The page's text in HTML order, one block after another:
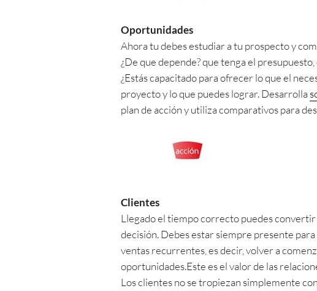
Oportunidades
Ahora tu debes estudiar a tu prospecto y
¿De que depende? que tenga el
¿Estás capacitado para ofrecer lo que el
proyecto y lo que puedes lograr. Desarrolla
plan de acción y utiliza comparativos para
Clientes
Llegado el tiempo correcto puedes
decisión. Debes estar siempre presente
ventas recurrentes, es decir, volver a
oportunidades.Este es el valor de las
Los clientes no se tropiezan simplemente